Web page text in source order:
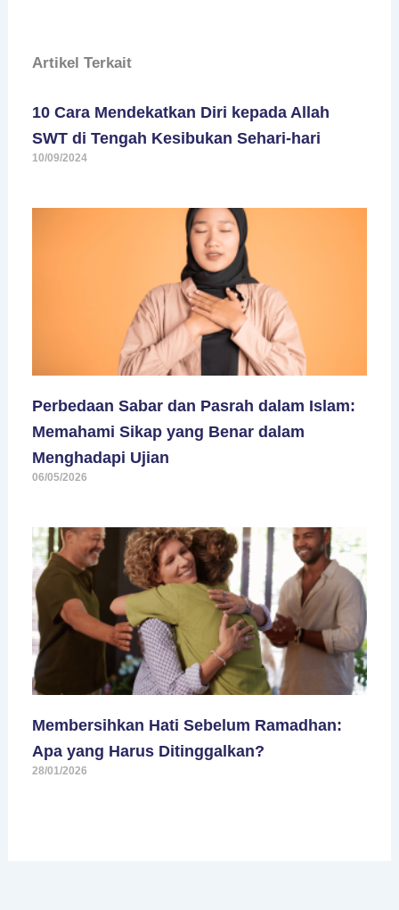
Artikel Terkait
10 Cara Mendekatkan Diri kepada Allah
SWT di Tengah Kesibukan Sehari-hari
10/09/2024
Perbedaan Sabar dan Pasrah dalam Islam:
Memahami Sikap yang Benar dalam
Menghadapi Ujian
06/05/2026
Membersihkan Hati Sebelum Ramadhan:
Apa yang Harus Ditinggalkan?
28/01/2026